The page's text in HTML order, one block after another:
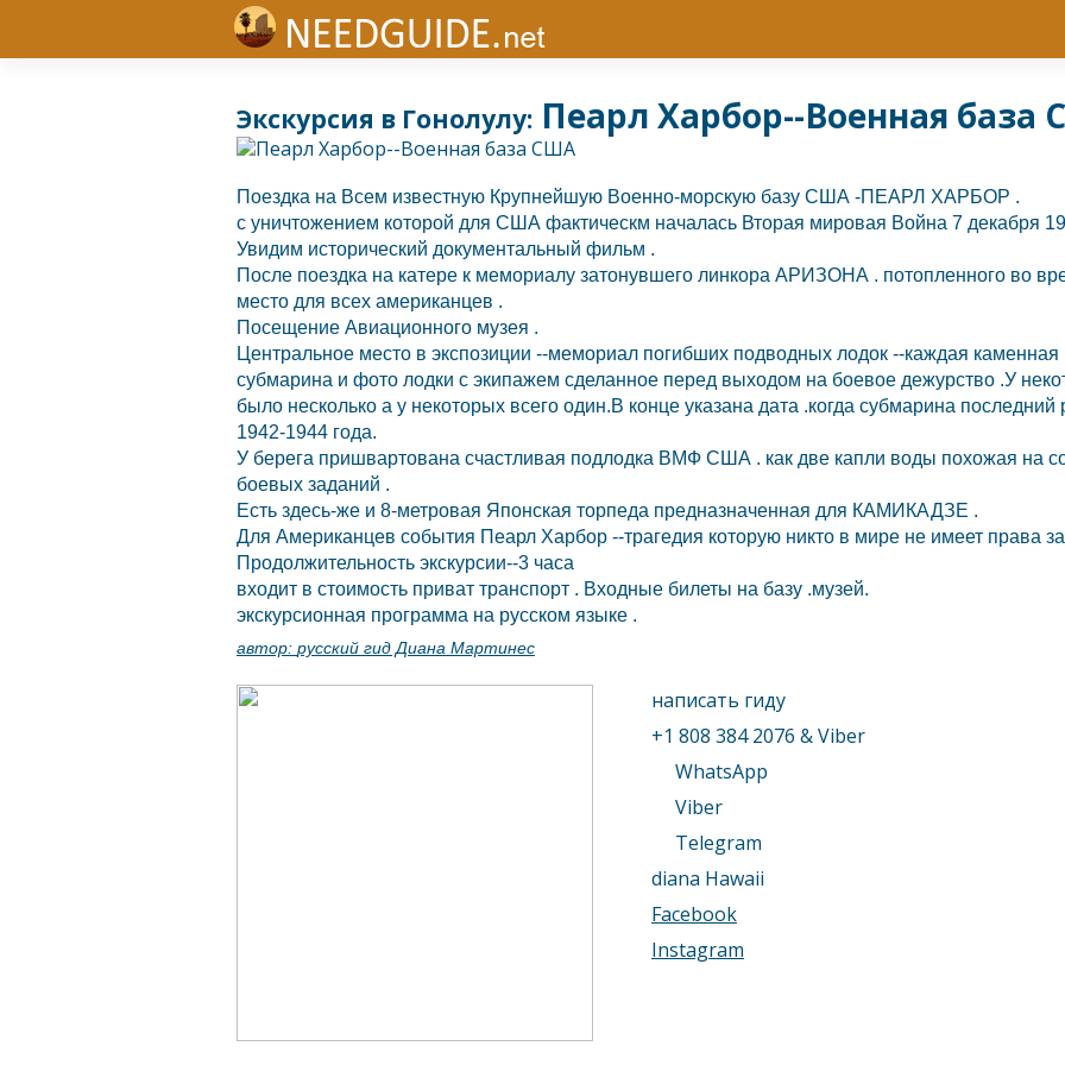
Экскурсия в Гонолулу: Пеарл Харбор--Военная база
Поездка на Всем известную Крупнейшую Военно-морскую базу США -ПЕАРЛ ХАРБОР .
с уничтожением которой для США фактическм началась Вторая мировая Война 7 декабря
Увидим исторический документальный фильм .
После поездка на катере к мемориалу затонувшего линкора АРИЗОНА . потопленного во
место для всех американцев .
Посещение Авиационного музея .
Центральное место в экспозиции --мемориал погибших подводных лодок --каждая каменная
субмарина и фото лодки с экипажем сделанное перед выходом на боевое дежурство .У
было несколько а у некоторых всего один.В конце указана дата .когда субмарина последний
1942-1944 года.
У берега пришвартована счастливая подлодка ВМФ США . как две капли воды похожая на
боевых заданий .
Есть здесь-же и 8-метровая Японская торпеда предназначенная для КАМИКАДЗЕ .
Для Американцев события Пеарл Харбор --трагедия которую никто в мире не имеет права
Продолжительность экскурсии--3 часа
входит в стоимость приват транспорт . Входные билеты на базу .музей.
экскурсионная программа на русском языке .
автор: русский гид Диана Мартинес
написать гиду
+1 808 384 2076 & Viber
WhatsApp
Viber
Telegram
diana Hawaii
Facebook
Instagram